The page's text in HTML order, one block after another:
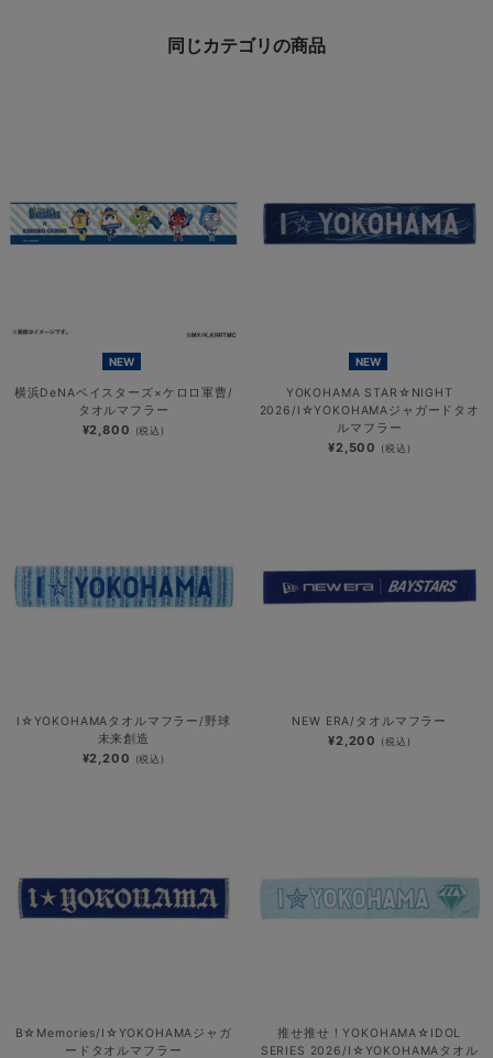
同じカテゴリの商品
NEW
横浜DeNAベイスターズ×ケロロ軍曹/
タオルマフラー
¥2,800 (税込)
NEW
YOKOHAMA STAR☆NIGHT
2026/I☆YOKOHAMAジャガードタオ
ルマフラー
¥2,500 (税込)
I☆YOKOHAMAタオルマフラー/野球
未来創造
¥2,200 (税込)
NEW ERA/タオルマフラー
¥2,200 (税込)
B☆Memories/I☆YOKOHAMAジャガ
ードタオルマフラー
推せ推せ！YOKOHAMA☆IDOL
SERIES 2026/I☆YOKOHAMAタオル